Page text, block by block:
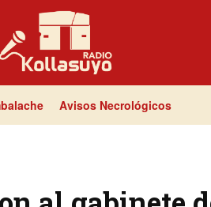
Avisos Necrológicos